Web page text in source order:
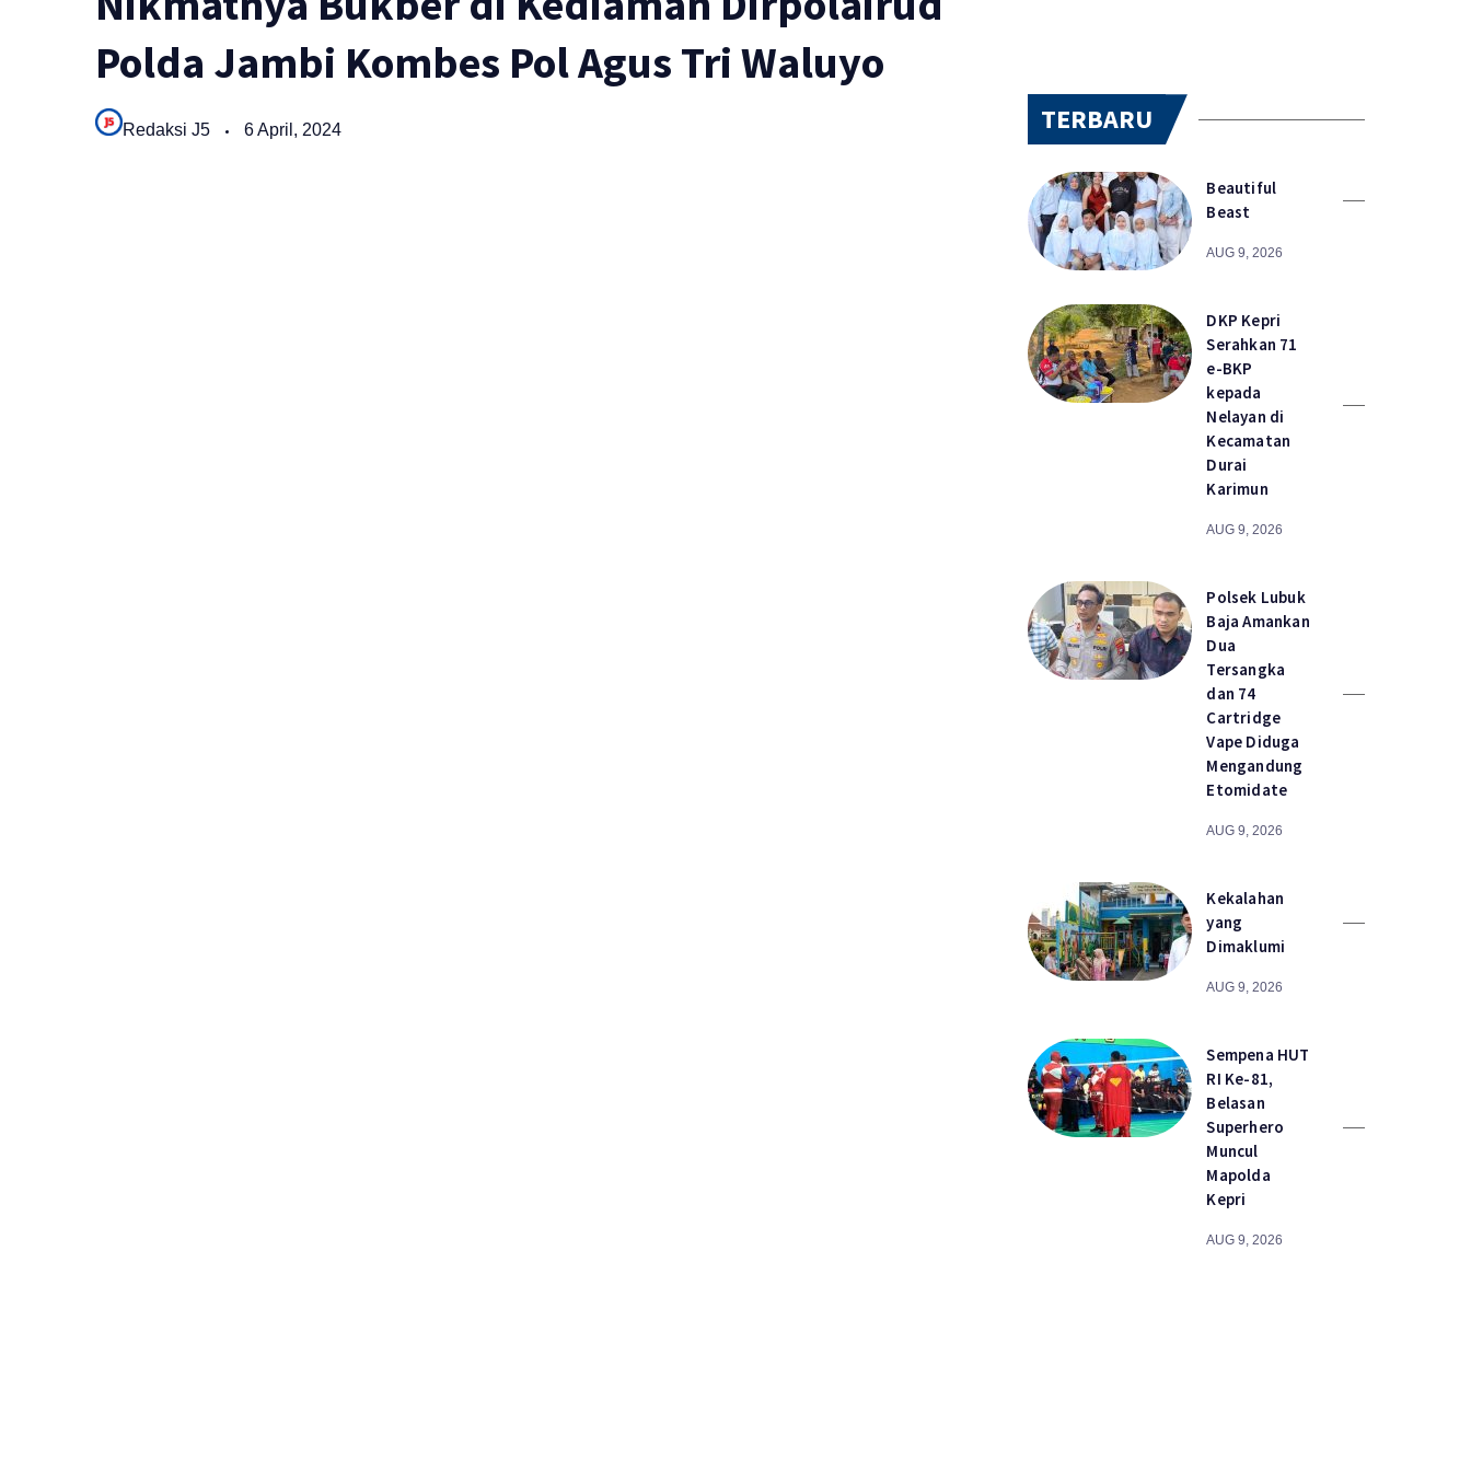
Polda Jambi Kombes Pol Agus Tri Waluyo
Redaksi J5 6 April, 2024 TERBARU
Beautiful
Beast
AUG 9, 2026
DKP Kepri
Serahkan 71
e-BKP
kepada
Nelayan di
Kecamatan
Durai
Karimun
AUG 9, 2026
Polsek Lubuk
Baja Amankan
Dua
Tersangka
dan 74
Cartridge
Vape Diduga
Mengandung
Etomidate
AUG 9, 2026
Kekalahan
yang
Dimaklumi
AUG 9, 2026
Sempena HUT
RI Ke-81,
Belasan
Superhero
Muncul
Mapolda
Kepri
AUG 9, 2026